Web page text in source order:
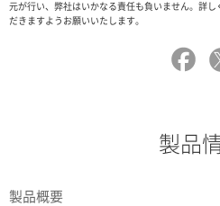
元が行い、弊社はいかなる責任も負いません。詳
だきますようお願いいたします。
製品
製品概要